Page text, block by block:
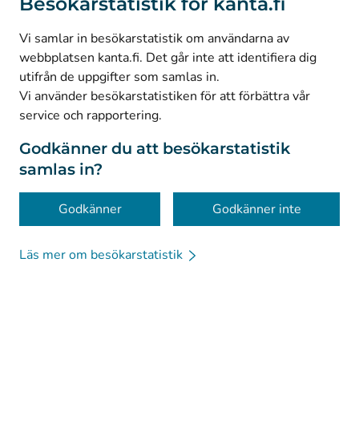
Vi samlar in besökarstatistik om användarna av
webbplatsen kanta.fi. Det går inte att identifiera dig
utifrån de uppgifter som samlas in.
Vi använder besökarstatistiken för att förbättra vår
service och rapportering.
Godkänner du att besökarstatistik
samlas in?
Godkänner Godkänner inte
Läs mer om besökarstatistik
LinkedIn(Avautuu uuteen välilehteen)
Facebook
Avautuu uuteen välilehteen)
© Kanta-Palvelut, Kansaneläkelaitos
Dataskydd
Om webbplatsen
Tillgänglighet
Kakor